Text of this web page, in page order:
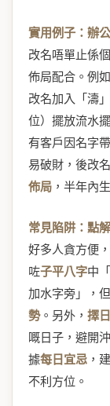
實用例子：辦
改名唔單止係
佈局配合。例
改名加入「濤
位）擺放流水
有客戶因名字
易破財，後改
佈局 ，半年內
常見陷阱：點
好多人貪方便
咗子平八字中
加水字旁」，
勢。另外， 擇
嘅日子，避開
據每日宜忌 ，
不利方位。